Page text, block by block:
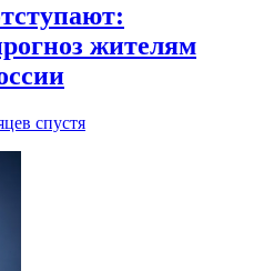
жителям
спустя